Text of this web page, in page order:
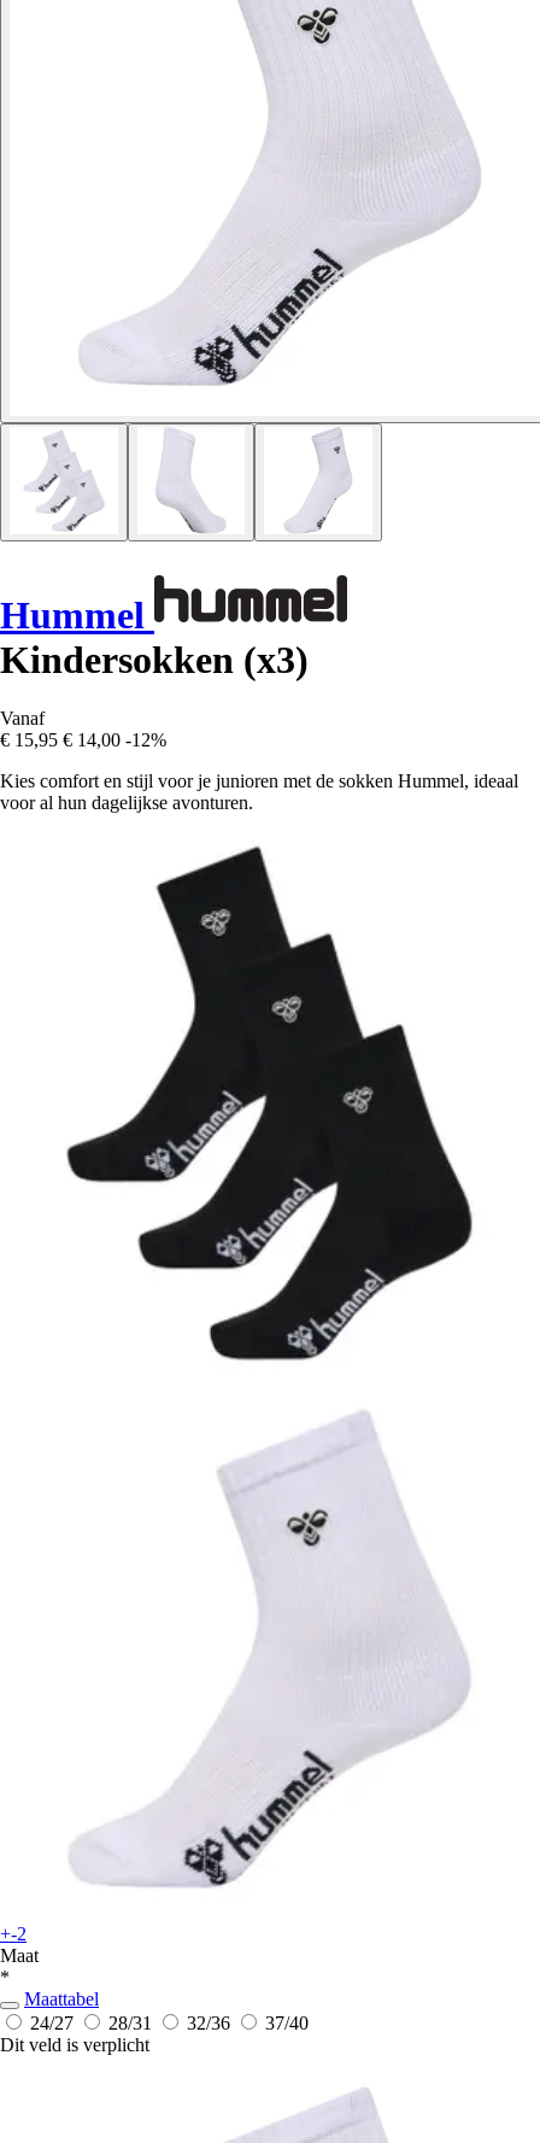
Hummel
Kindersokken (x3)
Vanaf
€ 15,95 € 14,00 -12%
Kies comfort en stijl voor je junioren met de sokken Hummel, ideaal
voor al hun dagelijkse avonturen.
+-2
Maat
*
Maattabel
24/27
28/31 32/36
37/40
Dit veld is verplicht